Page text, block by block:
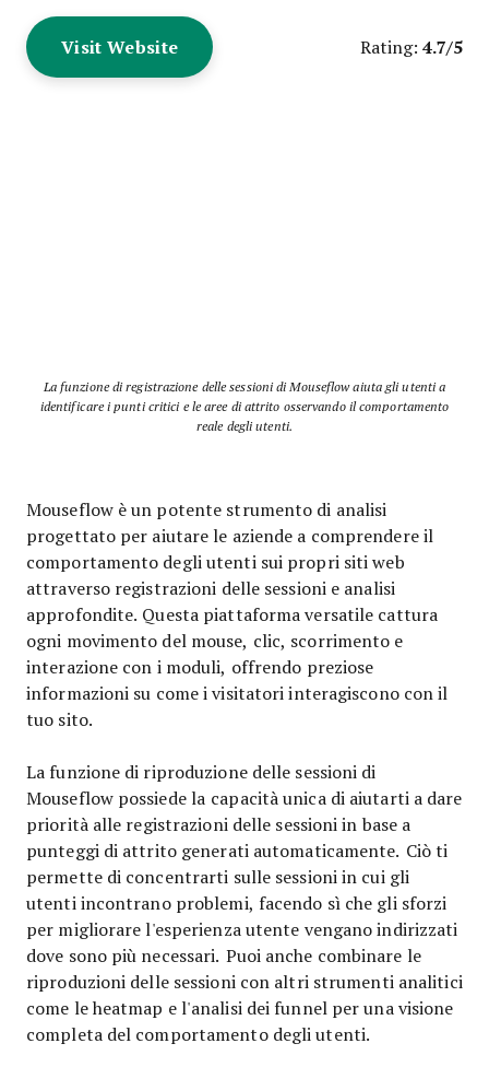
Visit Website Rating: 4.7/5
La funzione di registrazione delle sessioni di Mouseflow aiuta gli utenti a
identificare i punti critici e le aree di attrito osservando il comportamento
reale degli utenti.
Mouseflow è un potente strumento di analisi
progettato per aiutare le aziende a comprendere il
comportamento degli utenti sui propri siti web
attraverso registrazioni delle sessioni e analisi
approfondite. Questa piattaforma versatile cattura
ogni movimento del mouse, clic, scorrimento e
interazione con i moduli, offrendo preziose
informazioni su come i visitatori interagiscono con il
tuo sito.
La funzione di riproduzione delle sessioni di
Mouseflow possiede la capacità unica di aiutarti a dare
priorità alle registrazioni delle sessioni in base a
punteggi di attrito generati automaticamente. Ciò ti
permette di concentrarti sulle sessioni in cui gli
utenti incontrano problemi, facendo sì che gli sforzi
per migliorare l'esperienza utente vengano indirizzati
dove sono più necessari. Puoi anche combinare le
riproduzioni delle sessioni con altri strumenti analitici
come le heatmap e l'analisi dei funnel per una visione
completa del comportamento degli utenti.